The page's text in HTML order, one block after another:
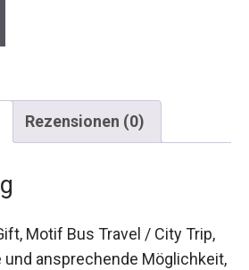
Rezensionen (0)
Motif Bus Travel / City Trip,
und ansprechende Möglichkeit,